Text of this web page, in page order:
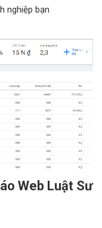
nghiệp bạn
Web Luật Sư